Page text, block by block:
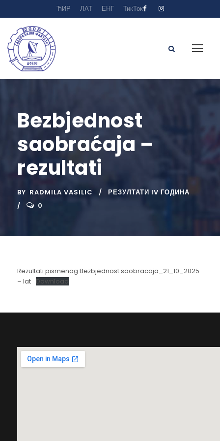
ЋИР ЛАТ ЕНГ ТикТок
Bezbjednost
saobraćaja –
rezultati
BY RADMILA VASILIC
РЕЗУЛТАТИ IV ГОДИНА
0
Rezultati pismenog Bezbjednost saobracaja_21_10_2025
– lat
Download